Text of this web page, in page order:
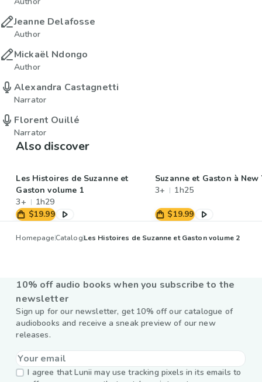
Jeanne Delafosse
Author
Mickaël Ndongo
Author
Alexandra Castagnetti
Narrator
Florent Ouillé
Narrator
Also discover
Les Histoires de Suzanne et
Gaston volume 1
3+
1h29
$19.99
Suzanne et Gaston à New
3+
1h25
$19.99
HomepageCatalogLes Histoires de Suzanne et Gaston volume 2
10% off audio books when you subscribe to the
newsletter
Sign up for our newsletter, get 10% off our catalogue of
audiobooks and receive a sneak preview of our new
releases.
I agree that Lunii may use tracking pixels in its emails to